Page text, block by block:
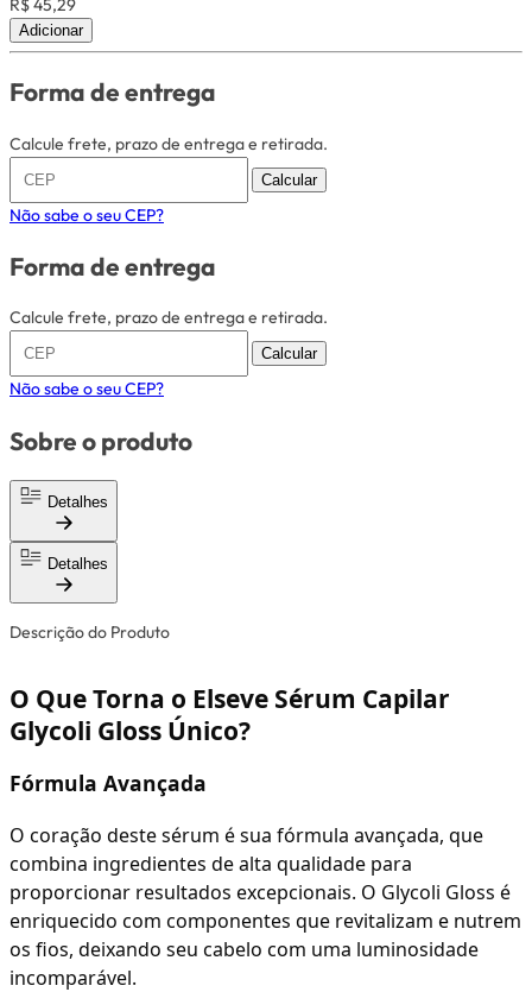
R$ 45,29
Adicionar
Forma de entrega
Calcule frete, prazo de entrega e retirada.
Calcular
Não sabe o seu CEP?
Forma de entrega
Calcule frete, prazo de entrega e retirada.
Calcular
Não sabe o seu CEP?
Sobre o produto
Detalhes
Detalhes
Descrição do Produto
O Que Torna o Elseve Sérum Capilar
Glycoli Gloss Único?
Fórmula Avançada
O coração deste sérum é sua fórmula avançada, que
combina ingredientes de alta qualidade para
proporcionar resultados excepcionais. O Glycoli Gloss é
enriquecido com componentes que revitalizam e nutrem
os fios, deixando seu cabelo com uma luminosidade
incomparável.